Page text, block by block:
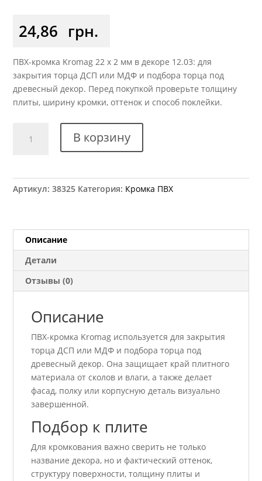
24,86 грн.
ПВХ-кромка Kromag 22 x 2 мм в декоре 12.03: для
закрытия торца ДСП или МДФ и подбора торца под
древесный декор. Перед покупкой проверьте толщину
плиты, ширину кромки, оттенок и способ поклейки.
товара
12.03
22x2
мм
В корзину
Артикул:38325 Категория: Кромка ПВХ
Описание
Детали
Отзывы (0)
Описание
ПВХ-кромка Kromag используется для закрытия
торца ДСП или МДФ и подбора торца под
древесный декор. Она защищает край плитного
материала от сколов и влаги, а также делает
фасад, полку или корпусную деталь визуально
завершенной.
Подбор к плите
Для кромкования важно сверить не только
название декора, но и фактический оттенок,
структуру поверхности, толщину плиты и